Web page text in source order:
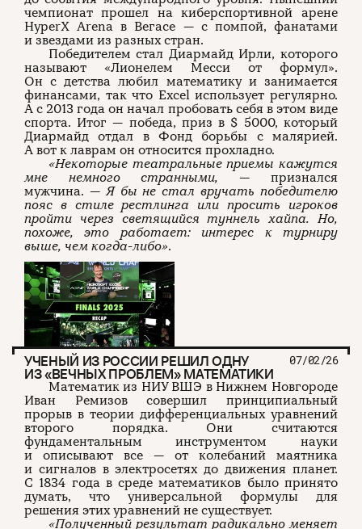
чемпионат прошел на киберспортивной арене
HyperX Arena в Вегасе — с помпой, фанатами
и звездами из разных стран.
Победителем стал Диармайд Ирли, которого
называют «Лионелем Месси от формул».
Он с детства любил математику и занимается
финансами, так что Excel использует регулярно.
А с 2013 года он начал пробовать себя в этом виде
спорта. Итог — победа, приз в $ 5000, который
Диармайд отдал в Фонд борьбы с малярией.
А вот к лаврам он относится прохладно.
«Некоторые театральные приемы кажутся
мне немного странными, — признался
мужчина. — Я бы не стал вручать победителю
пояс в стиле рестлинга или просить игроков
пройти через светящийся туннель хайпа. Но,
похоже, это работает: интерес к турниру
выше, чем когда-либо».
УЧЕНЫЙ ИЗ РОССИИ РЕШИЛ ОДНУ
ИЗ «ВЕЧНЫХ ПРОБЛЕМ» МАТЕМАТИКИ
07/02/26
Математик из НИУ ВШЭ в Нижнем Новгороде
Иван Ремизов совершил принципиальный
прорыв в теории дифференциальных уравнений
второго порядка. Они считаются
фундаментальным инструментом науки
и описывают все — от колебаний маятника
и сигналов в электросетях до движения планет.
С 1834 года в среде математиков было принято
думать, что универсальной формулы для
решения этих уравнений не существует.
«Полученный результат радикально меняет